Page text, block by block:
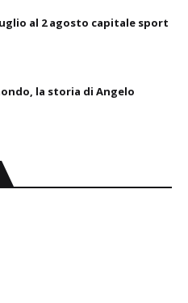
al 2 agosto capitale sport
la storia di Angelo